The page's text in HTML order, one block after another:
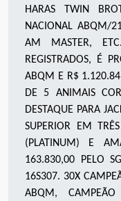
HARAS TWIN
NACIONAL ABQM/
AM MASTER,
REGISTRADOS, É
ABQM E R$
DE 5 ANIMAIS
DESTAQUE PARA
SUPERIOR EM
(PLATINUM) E
163.830,00 PELO
16S307. 30X
ABQM,